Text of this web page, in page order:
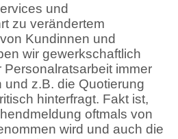
und
zu verändertem
Kundinnen und
wir gewerkschaftlich
immer
z.B. die Quotierung
hinterfragt. Fakt ist,
oftmals von
wird und auch die